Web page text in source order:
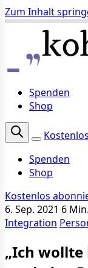
Zum Inhalt
Spenden
Shop
Spenden
Shop
Kostenlos
6. Sep. 2021 6
Integration
„Ich